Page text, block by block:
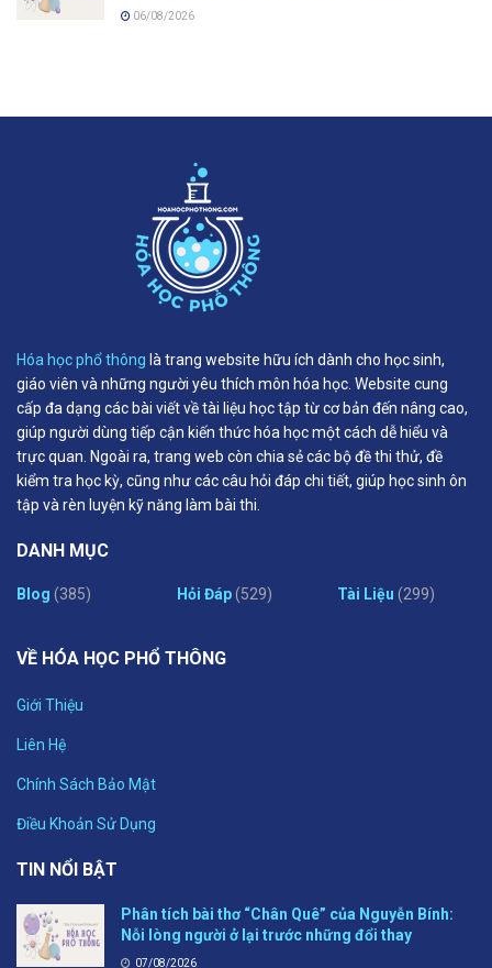
06/08/2026
Hóa học phổ thông là trang website hữu ích dành cho học sinh,
giáo viên và những người yêu thích môn hóa học. Website cung
cấp đa dạng các bài viết về tài liệu học tập từ cơ bản đến nâng cao,
giúp người dùng tiếp cận kiến thức hóa học một cách dễ hiểu và
trực quan. Ngoài ra, trang web còn chia sẻ các bộ đề thi thử, đề
kiểm tra học kỳ, cũng như các câu hỏi đáp chi tiết, giúp học sinh ôn
tập và rèn luyện kỹ năng làm bài thi.
DANH MỤC
Blog (385) Hỏi Đáp(529) Tài Liệu (299)
VỀ HÓA HỌC PHỔ THÔNG
Giới Thiệu
Liên Hệ
Chính Sách Bảo Mật
Điều Khoản Sử Dụng
TIN NỔI BẬT
Phân tích bài thơ “Chân Quê” của Nguyễn Bính:
Nỗi lòng người ở lại trước những đổi thay
07/08/2026